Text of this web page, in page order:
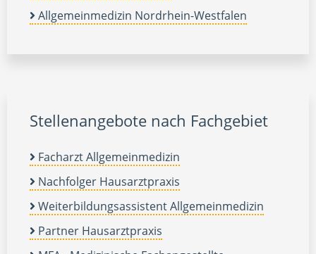
Allgemeinmedizin Nordrhein-Westfalen
Stellenangebote nach Fachgebiet
Facharzt Allgemeinmedizin
Nachfolger Hausarztpraxis
Weiterbildungsassistent Allgemeinmedizin
Partner Hausarztpraxis